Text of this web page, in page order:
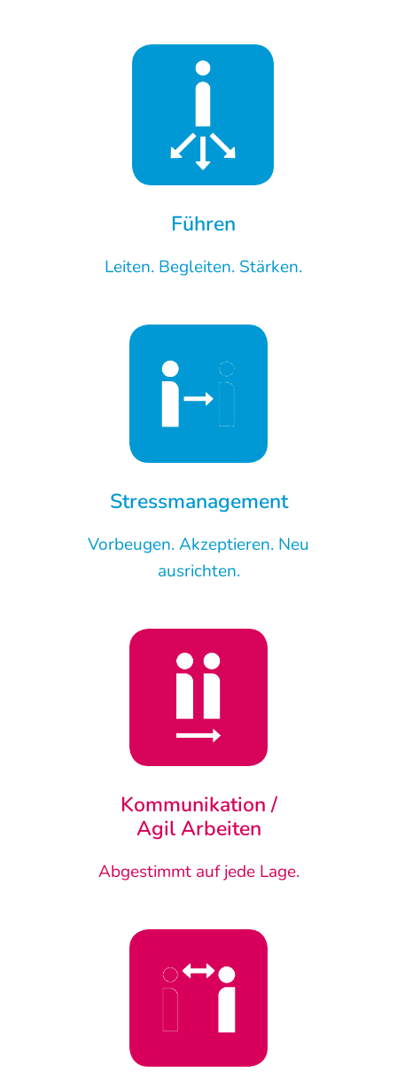
Führen
Leiten. Begleiten. Stärken.
Stressmanagement
Vorbeugen. Akzeptieren. Neu
ausrichten.
Kommunikation/
Agil Arbeiten
Abgestimmt auf jede Lage.